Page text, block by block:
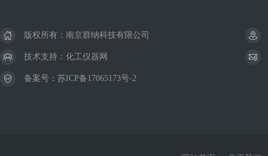
版权所有：南京群纳科技有限公司
技术支持： 化工仪器网
备案号： 苏ICP备17065173号-2